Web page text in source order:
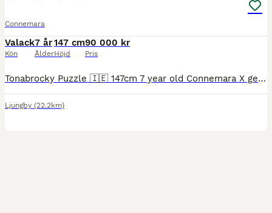
Connemara
Valack
Kön
7 år
Ålder
147 cm
Höjd
90 000 kr
Pris
Tonabrocky Puzzle 🇮🇪 147cm 7 year old Connemara X gelding. A beautiful and brave Irish pony. Has competed up to 1m in pony club and working hunter competitions in Ireland. Regularly competes at 90
Ljungby (22.2km)